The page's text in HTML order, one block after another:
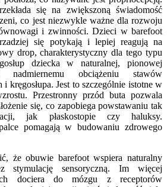
się na zwiększoną świadomość
co jest niezwykle ważne dla rozwoju
i zwinności. Dzieci w barefoot
się potykają i lepiej reagują na
drop, charakterystyczny dla tego typu
dziecka w naturalnej, pionowej
nadmiernemu obciążeniu stawów
kręgosłupa. Jest to szczególnie istotne w
Przestronny przód buta pozwala
się, co zapobiega powstawaniu tak
jak płaskostopie czy haluksy.
pomagają w budowaniu zdrowego
że obuwie barefoot wspiera naturalny
stymulację sensoryczną. Im więcej
dociera do mózgu z receptorów